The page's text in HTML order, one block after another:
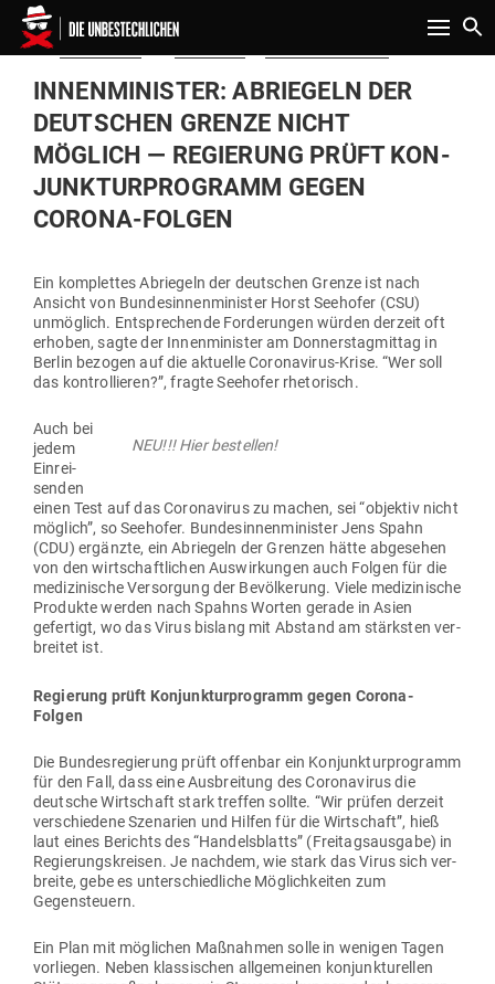
Toggle
Am
INNEN­MI­NISTER: ABRIEGELN DER
DEUT­SCHEN GRENZE NICHT
MÖGLICH — REGIERUNG PRÜFT KON­
JUNK­TUR­PRO­GRAMM GEGEN
CORONA-FOLGEN
Ein kom­plettes Abriegeln der deut­schen Grenze ist nach
Ansicht von Bun­des­in­nen­mi­nister Horst See­hofer (CSU)
unmöglich. Ent­spre­chende For­de­rungen würden derzeit oft
erhoben, sagte der Innen­mi­nister am Don­ners­tag­mittag in
Berlin bezogen auf die aktuelle Coro­na­virus-Krise. “Wer soll
das kon­trol­lieren?”, fragte See­hofer rhetorisch.
NEU!!! Hier bestellen!
Auch bei
jedem
Ein­rei­
senden
einen Test auf das Coro­na­virus zu machen, sei “objektiv nicht
möglich”, so See­hofer. Bun­des­in­nen­mi­nister Jens Spahn
(CDU) ergänzte, ein Abriegeln der Grenzen hätte abge­sehen
von den wirt­schaft­lichen Aus­wir­kungen auch Folgen für die
medi­zi­nische Ver­sorgung der Bevöl­kerung. Viele medi­zi­nische
Pro­dukte werden nach Spahns Worten gerade in Asien
gefertigt, wo das Virus bislang mit Abstand am stärksten ver­
breitet ist.
Regierung prüft Kon­junk­tur­pro­gramm gegen Corona-
Folgen
Die Bun­des­re­gierung prüft offenbar ein Kon­junk­tur­pro­gramm
für den Fall, dass eine Aus­breitung des Coro­na­virus die
deutsche Wirt­schaft stark treffen sollte. “Wir prüfen derzeit
ver­schiedene Sze­narien und Hilfen für die Wirt­schaft”, hieß
laut eines Berichts des “Han­dels­blatts” (Frei­tags­ausgabe) in
Regie­rungs­kreisen. Je nachdem, wie stark das Virus sich ver­
breite, gebe es unter­schied­liche Mög­lich­keiten zum
Gegensteuern.
Ein Plan mit mög­lichen Maß­nahmen solle in wenigen Tagen
vor­liegen. Neben klas­si­schen all­ge­meinen kon­junk­tu­rellen